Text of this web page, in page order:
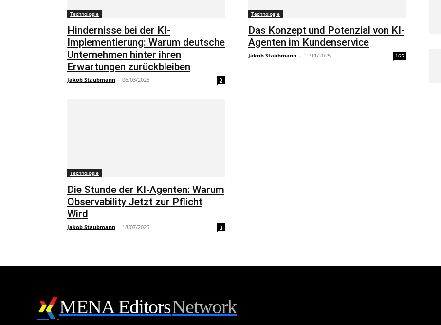
Technologie
Hindernisse bei der KI-
Implementierung: Warum deutsche
Unternehmen hinter ihren
Erwartungen zurückbleiben
Jakob Staubmann - 06/03/2026 0
Technologie
Das Konzept und Potenzial von KI-
Agenten im Kundenservice
Jakob Staubmann - 11/11/2025 165
Technologie
Die Stunde der KI-Agenten: Warum
Observability Jetzt zur Pflicht
Wird
Jakob Staubmann - 18/07/2025 0
MENA EditorsNetwork